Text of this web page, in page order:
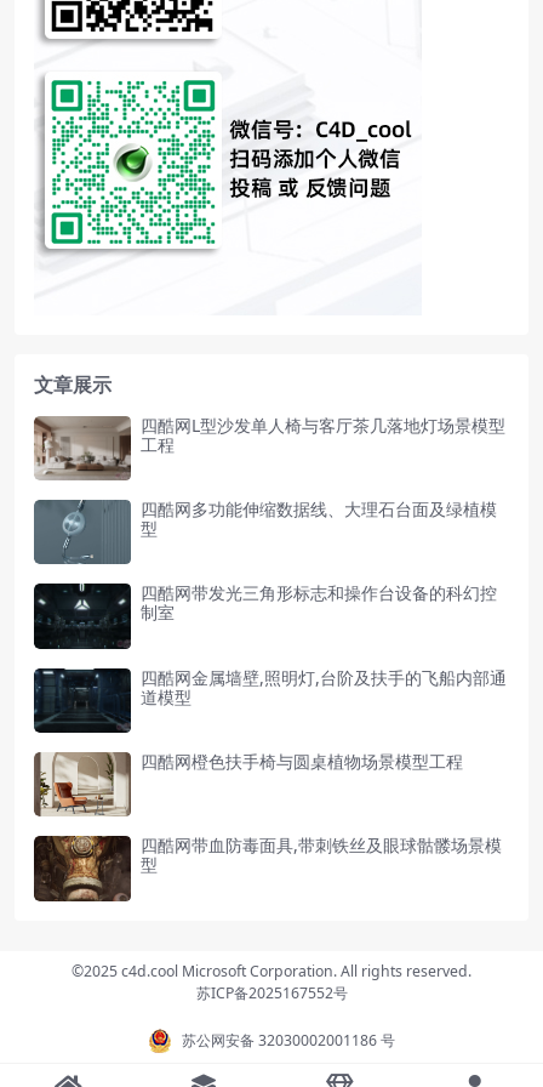
文章展示
四酷网L型沙发单人椅与客厅茶几落地灯场景模型
工程
四酷网多功能伸缩数据线、大理石台面及绿植模
型
四酷网带发光三角形标志和操作台设备的科幻控
制室
四酷网金属墙壁,照明灯,台阶及扶手的飞船内部通
道模型
四酷网橙色扶手椅与圆桌植物场景模型工程
四酷网带血防毒面具,带刺铁丝及眼球骷髅场景模
型
©2025 c4d.cool Microsoft Corporation. All rights reserved.
苏ICP备2025167552号
苏公网安备 32030002001186 号